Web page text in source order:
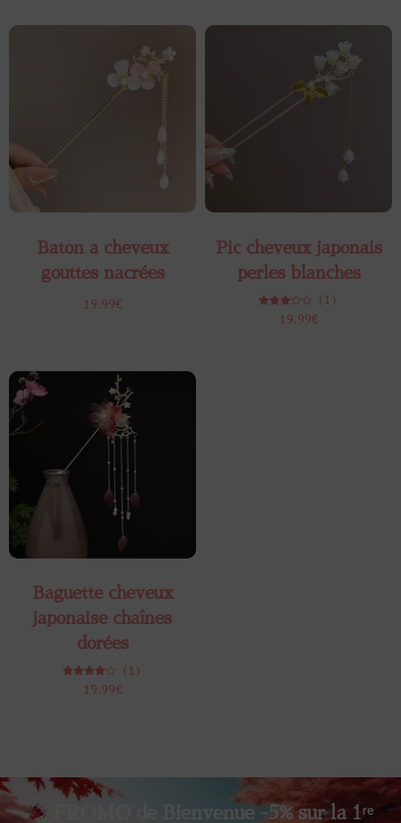
Baton a cheveux​
gouttes nacrées
19.99€
Pic cheveux japonais​
perles blanches
Note
3.00
(1)
19.99€
Baguette cheveux
japonaise chaînes
dorées
Note
4.00
(1)
19.99€
PROMO de Bienvenue -5% sur la 1ʳᵉ